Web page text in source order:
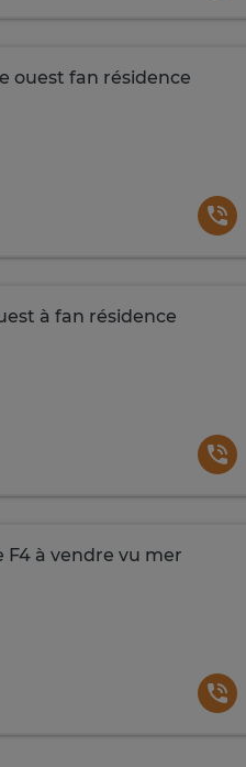
ouest fan résidence
à fan résidence
F4 à vendre vu mer